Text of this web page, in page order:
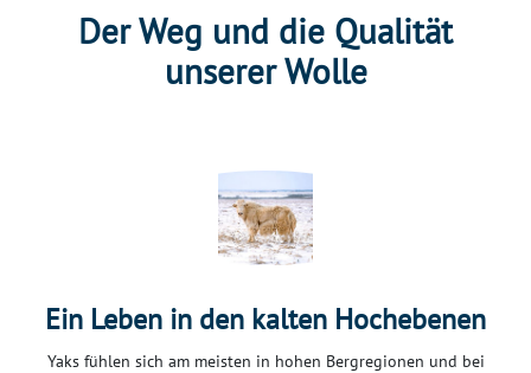
Der Weg und die Qualität
unserer Wolle
Ein Leben in den kalten Hochebenen
Yaks fühlen sich am meisten in hohen Bergregionen und bei